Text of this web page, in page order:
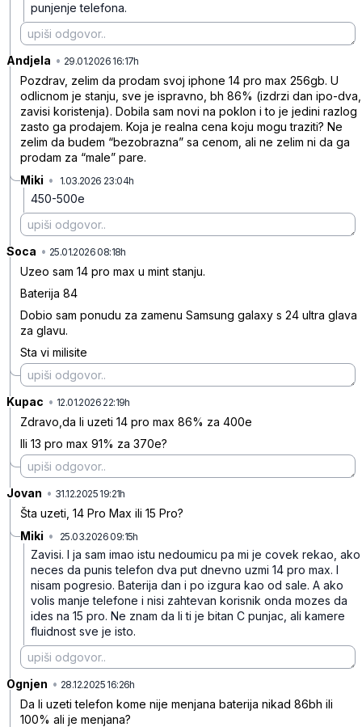
punjenje telefona.
Andjela • 29.01.2026 16:17h
Pozdrav, zelim da prodam svoj iphone 14 pro max 256gb. U
odlicnom je stanju, sve je ispravno, bh 86% (izdrzi dan ipo-dva,
zavisi koristenja). Dobila sam novi na poklon i to je jedini razlog
zasto ga prodajem. Koja je realna cena koju mogu traziti? Ne
zelim da budem “bezobrazna” sa cenom, ali ne zelim ni da ga
prodam za “male” pare.
Miki • 1.03.2026 23:04h
450-500e
Soca • 25.01.2026 08:18h
Uzeo sam 14 pro max u mint stanju.
Baterija 84
Dobio sam ponudu za zamenu Samsung galaxy s 24 ultra glava
za glavu.
Sta vi milisite
Kupac • 12.01.2026 22:19h
Zdravo,da li uzeti 14 pro max 86% za 400e
Ili 13 pro max 91% za 370e?
Jovan • 31.12.2025 19:21h
Šta uzeti, 14 Pro Max ili 15 Pro?
Miki • 25.03.2026 09:15h
Zavisi. I ja sam imao istu nedoumicu pa mi je covek rekao, ako
neces da punis telefon dva put dnevno uzmi 14 pro max. I
nisam pogresio. Baterija dan i po izgura kao od sale. A ako
volis manje telefone i nisi zahtevan korisnik onda mozes da
ides na 15 pro. Ne znam da li ti je bitan C punjac, ali kamere
fluidnost sve je isto.
Ognjen • 28.12.2025 16:26h
Da li uzeti telefon kome nije menjana baterija nikad 86bh ili
100% ali je menjana?